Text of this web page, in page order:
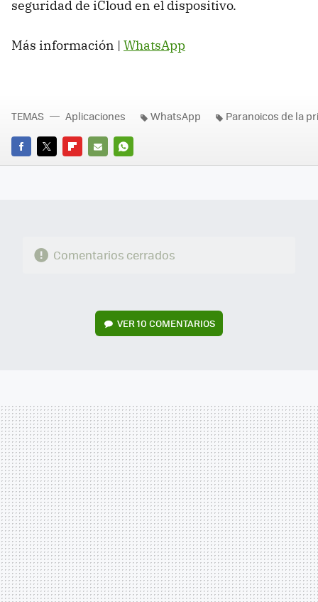
seguridad de iCloud en el dispositivo.
Más información | WhatsApp
FACEBOOK
TWITTERFLIPBOARD
E-
WHATSAPP
TEMAS Aplicaciones WhatsApp Paranoicos de la
Comentarios cerrados
VER 10 COMENTARIOS